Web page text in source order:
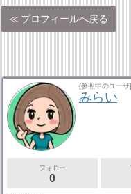
プロフィールへ戻る
[参照中のユーザ]
みらい
フォロー
0